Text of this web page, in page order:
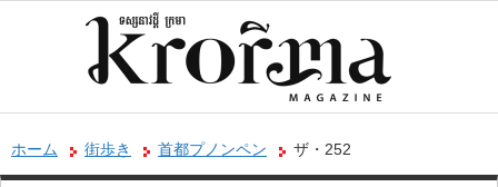
ホーム 街歩き 首都プノンペン ザ・252